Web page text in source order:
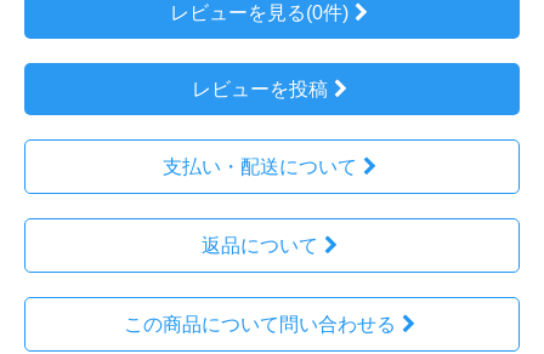
レビューを見る(0件)
レビューを投稿
支払い・配送について
返品について
この商品について問い合わせる